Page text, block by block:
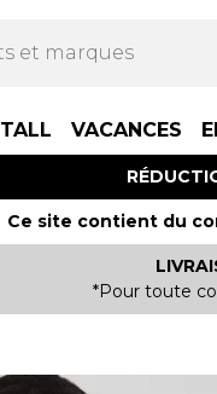
TALL VACANCES
Ce site contient du
*Pour toute